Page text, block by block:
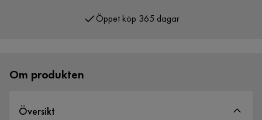
Öppet köp 365 dagar
Om produkten
Översikt